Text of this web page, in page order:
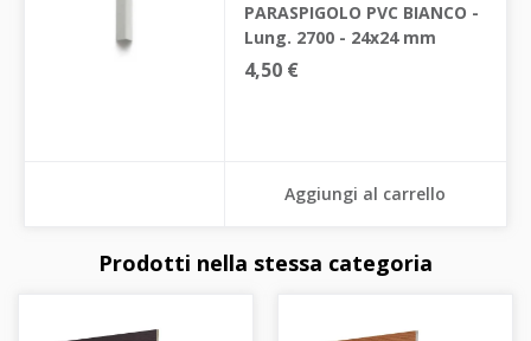
PARASPIGOLO PVC BIANCO -
Lung. 2700 - 24x24 mm
4,50 €
Aggiungi al carrello
Prodotti nella stessa categoria